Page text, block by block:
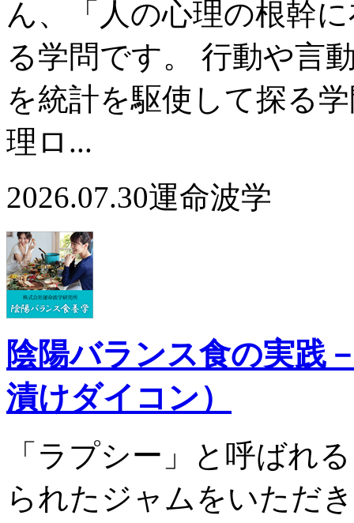
ん、「人の心理の根幹
る学問です。 行動や言
を統計を駆使して探る
理ロ...
2026.07.30運命波学
陰陽バランス食の実践
漬けダイコン）
「ラプシー」と呼ばれ
られたジャムをいただ